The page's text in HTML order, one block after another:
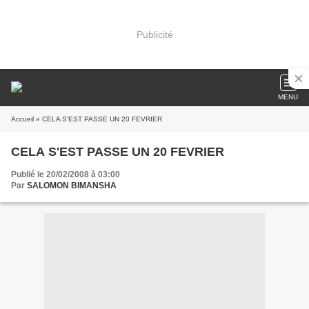
Publicité
MENU
Accueil » CELA S'EST PASSE UN 20 FEVRIER
CELA S'EST PASSE UN 20 FEVRIER
Publié le 20/02/2008 à 03:00
Par SALOMON BIMANSHA